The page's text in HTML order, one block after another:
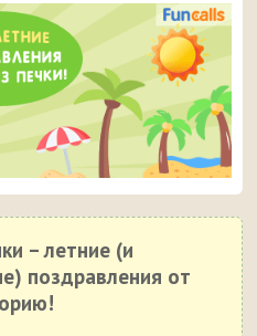
– летние (и
поздравления от